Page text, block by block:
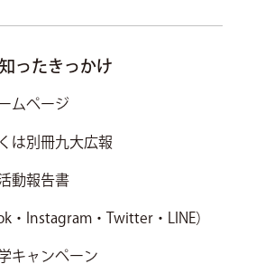
ったきっかけ
ムページ
は別冊九大広報
動報告書
・Instagram・Twitter・LINE）
キャンペーン